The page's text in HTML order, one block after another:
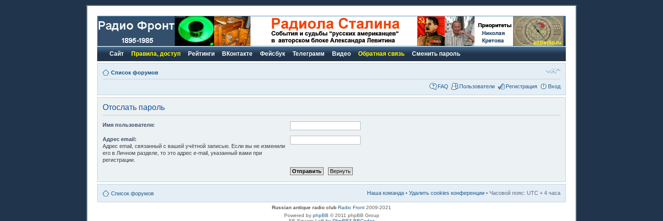
Сайт Правила, доступ Рейтинги ВКонтакте Фейсбук Телеграмм Видео Обратная связь Сменить пароль
Список форумов
FAQ Пользователи Регистрация Вход
Отослать пароль
Имя пользователя:
Адрес email:
Адрес email, связанный с вашей учётной записью. Если вы не изменили
его в Личном разделе, то это адрес e-mail, указанный вами при
регистрации.
Список форумов Наша команда • Удалить cookies конференции • Часовой пояс: UTC + 4 часа
Russian antique radio club Radio Front 2009-2021
Powered by phpBB © 2011 phpBB Group